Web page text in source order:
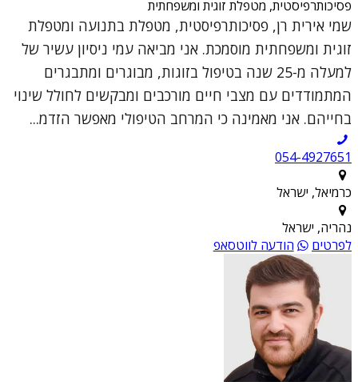
פסיכותרפיסטית, מטפלת זוגית ומשפחתית
שמי אירית רן, פסיכותרפיסטית, מטפלת בתנועה ומטפלת
זוגית ומשפחתית מוסמכת. אני מביאה עמי ניסיון עשיר של
למעלה מ-25 שנה בטיפול בזוגות, מבוגרים ומתבגרים
המתמודדים עם מצבי חיים מורכבים ומבקשים לחולל שינוי
בחייהם. אני מאמינה כי המרחב הטיפולי מאפשר הזדמ...
054-4927651
כרמיאל, ישראל
נהריה, ישראל
לפרטים
הודעה לווטסאפ